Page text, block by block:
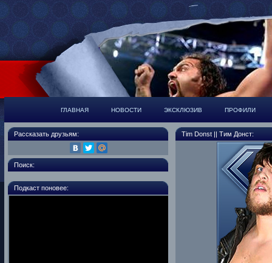
ГЛАВНАЯ НОВОСТИ ЭКСКЛЮЗИВ ПРОФИЛИ
Рассказать друзьям:
Поиск:
Подкаст поновее:
Tim Donst || Тим Донст: